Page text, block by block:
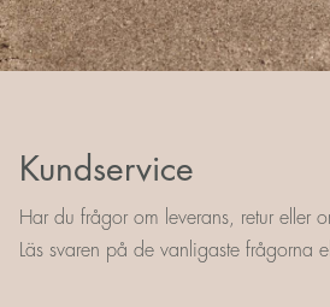
Kundservice
Har du frågor om leverans, retur eller
Läs svaren på de vanligaste frågorna